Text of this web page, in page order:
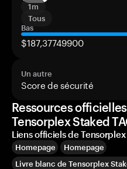
1m
Tous
Bas
$187,37749900
Un autre
Score de sécurité
Ressources
Tensorplex Staked
Liens officiels de
Homepage
Homepage
Livre blanc de Tensorplex